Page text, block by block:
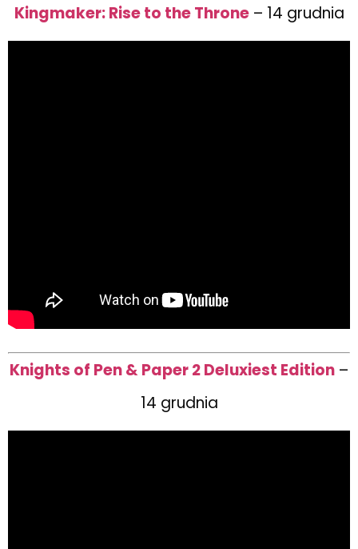
Kingmaker: Rise to the Throne– 14 grudnia
Knights of Pen & Paper 2 Deluxiest Edition –
14 grudnia